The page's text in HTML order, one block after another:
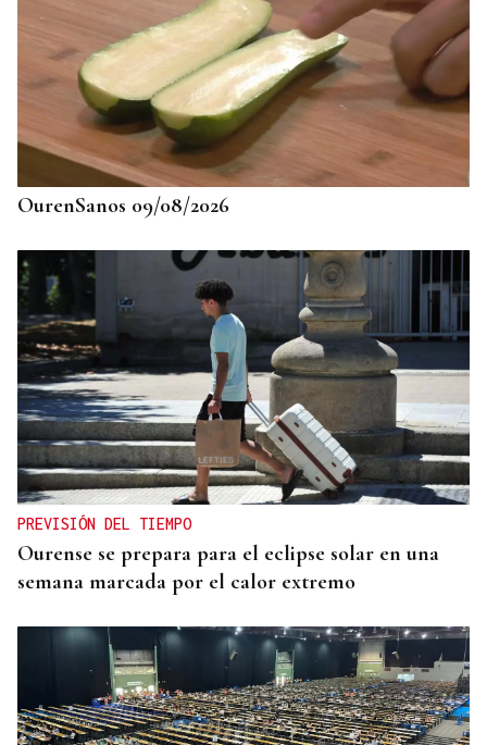
725 PLAZAS EN GALICIA
Récord histórico de plazas de Formación Sanitaria
Especializada en 2027: fechas y claves de la
convocatoria
OurenSanos 09/08/2026
PREVISIÓN DEL TIEMPO
Ourense se prepara para el eclipse solar en una
semana marcada por el calor extremo